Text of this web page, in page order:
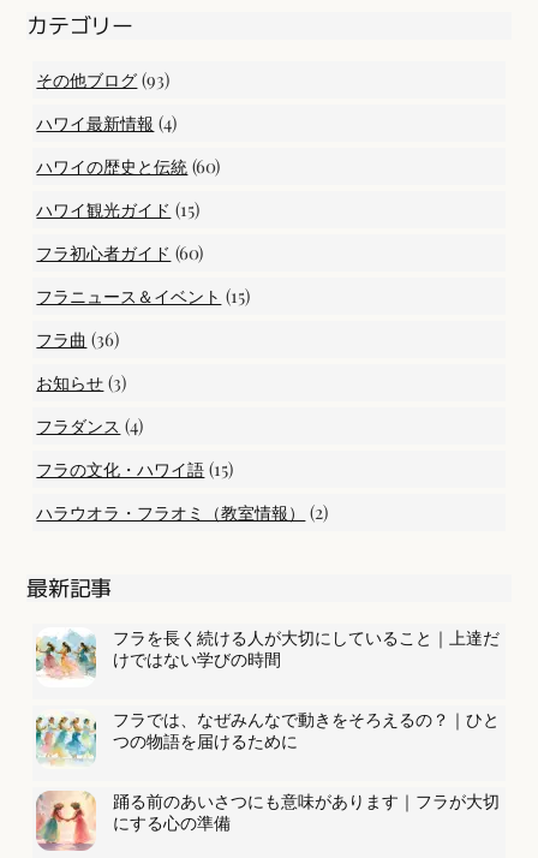
カテゴリー
その他ブログ (93)
ハワイ最新情報 (4)
ハワイの歴史と伝統 (60)
ハワイ観光ガイド (15)
フラ初心者ガイド (60)
フラニュース＆イベント (15)
フラ曲 (36)
お知らせ (3)
フラダンス (4)
フラの文化・ハワイ語 (15)
ハラウオラ・フラオミ（教室情報） (2)
最新記事
フラを長く続ける人が大切にしていること｜上達だ
けではない学びの時間
フラでは、なぜみんなで動きをそろえるの？｜ひと
つの物語を届けるために
踊る前のあいさつにも意味があります｜フラが大切
にする心の準備